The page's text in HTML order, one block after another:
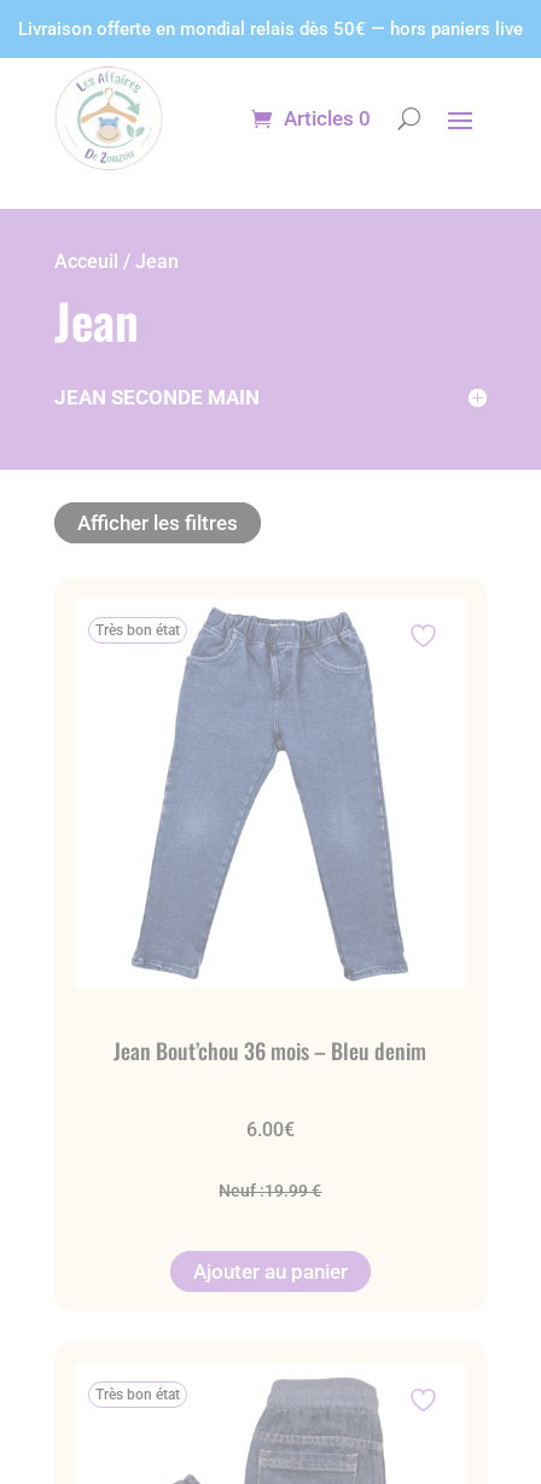
Livraison offerte en mondial relais dès 50€ — hors paniers live
Articles 0
Acceuil / Jean
Jean
JEAN SECONDE MAIN
Afficher les filtres
Très bon état
Jean Bout’chou 36 mois – Bleu denim
6.00€
Neuf :19.99 €
Ajouter au panier
Très bon état
Panneau de gestion des cookies